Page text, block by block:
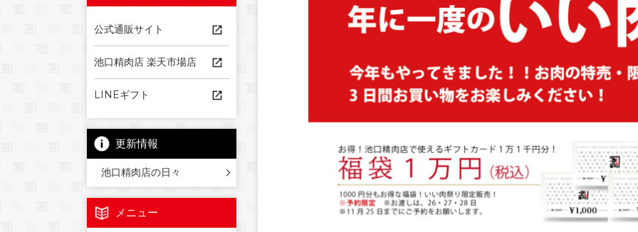
公式通販サイト
池口精肉店 楽天市場店
LINEギフト
更新情報
池口精肉店の日々
メニュー